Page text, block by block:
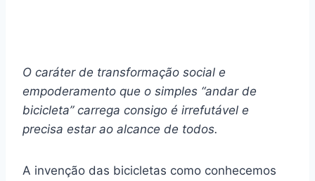
O caráter de transformação social e
empoderamento que o simples “andar de
bicicleta” carrega consigo é irrefutável e
precisa estar ao alcance de todos.
A invenção das bicicletas como conhecemos